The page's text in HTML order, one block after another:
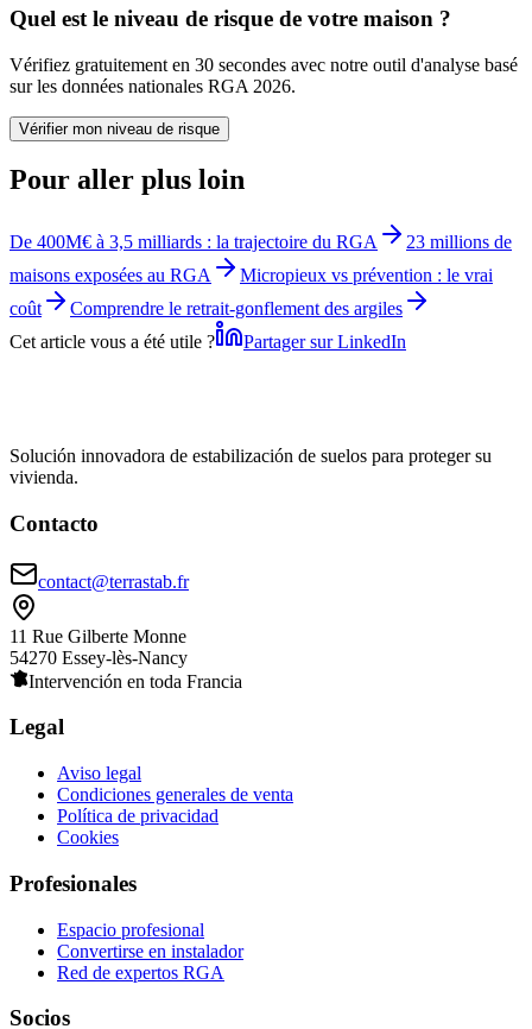
Quel est le niveau de risque de votre maison ?
Vérifiez gratuitement en 30 secondes avec notre outil d'analyse basé
sur les données nationales RGA 2026.
Vérifier mon niveau de risque
Pour aller plus loin
De 400M€ à 3,5 milliards : la trajectoire du RGA
23 millions de
maisons exposées au RGA
Micropieux vs prévention : le vrai
coût
Comprendre le retrait-gonflement des argiles
Cet article vous a été utile ?
Partager sur LinkedIn
Solución innovadora de estabilización de suelos para proteger su
vivienda.
Contacto
contact@terrastab.fr
11 Rue Gilberte Monne
54270 Essey-lès-Nancy
Intervención en toda Francia
Legal
Aviso legal
Condiciones generales de venta
Política de privacidad
Cookies
Profesionales
Espacio profesional
Convertirse en instalador
Red de expertos RGA
Socios